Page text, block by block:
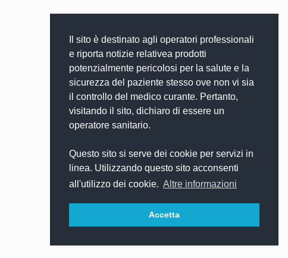
Il sito è destinato agli operatori professionali
e riporta notizie relativea prodotti
potenzialmente pericolosi per la salute e la
sicurezza del paziente stesso ove non vi sia
il controllo del medico curante. Pertanto,
visitando il sito, dichiaro di essere un
operatore sanitario.
Questo sito si serve dei cookie per servizi in
linea. Utilizzando questo sito acconsenti
all'utilizzo dei cookie. Altre informazioni
Accetta